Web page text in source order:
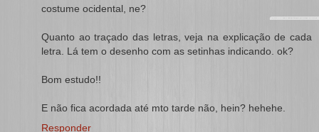
costume ocidental, ne?
Quanto ao traçado das letras, veja na explicação de cada
letra. Lá tem o desenho com as setinhas indicando. ok?
Bom estudo!!
E não fica acordada até mto tarde não, hein? hehehe.
Responder